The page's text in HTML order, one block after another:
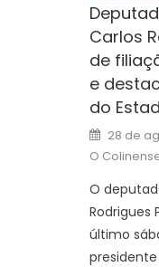
Carlos
de
e
do
Posted
on
28 de
O
O
Rodrigues
último